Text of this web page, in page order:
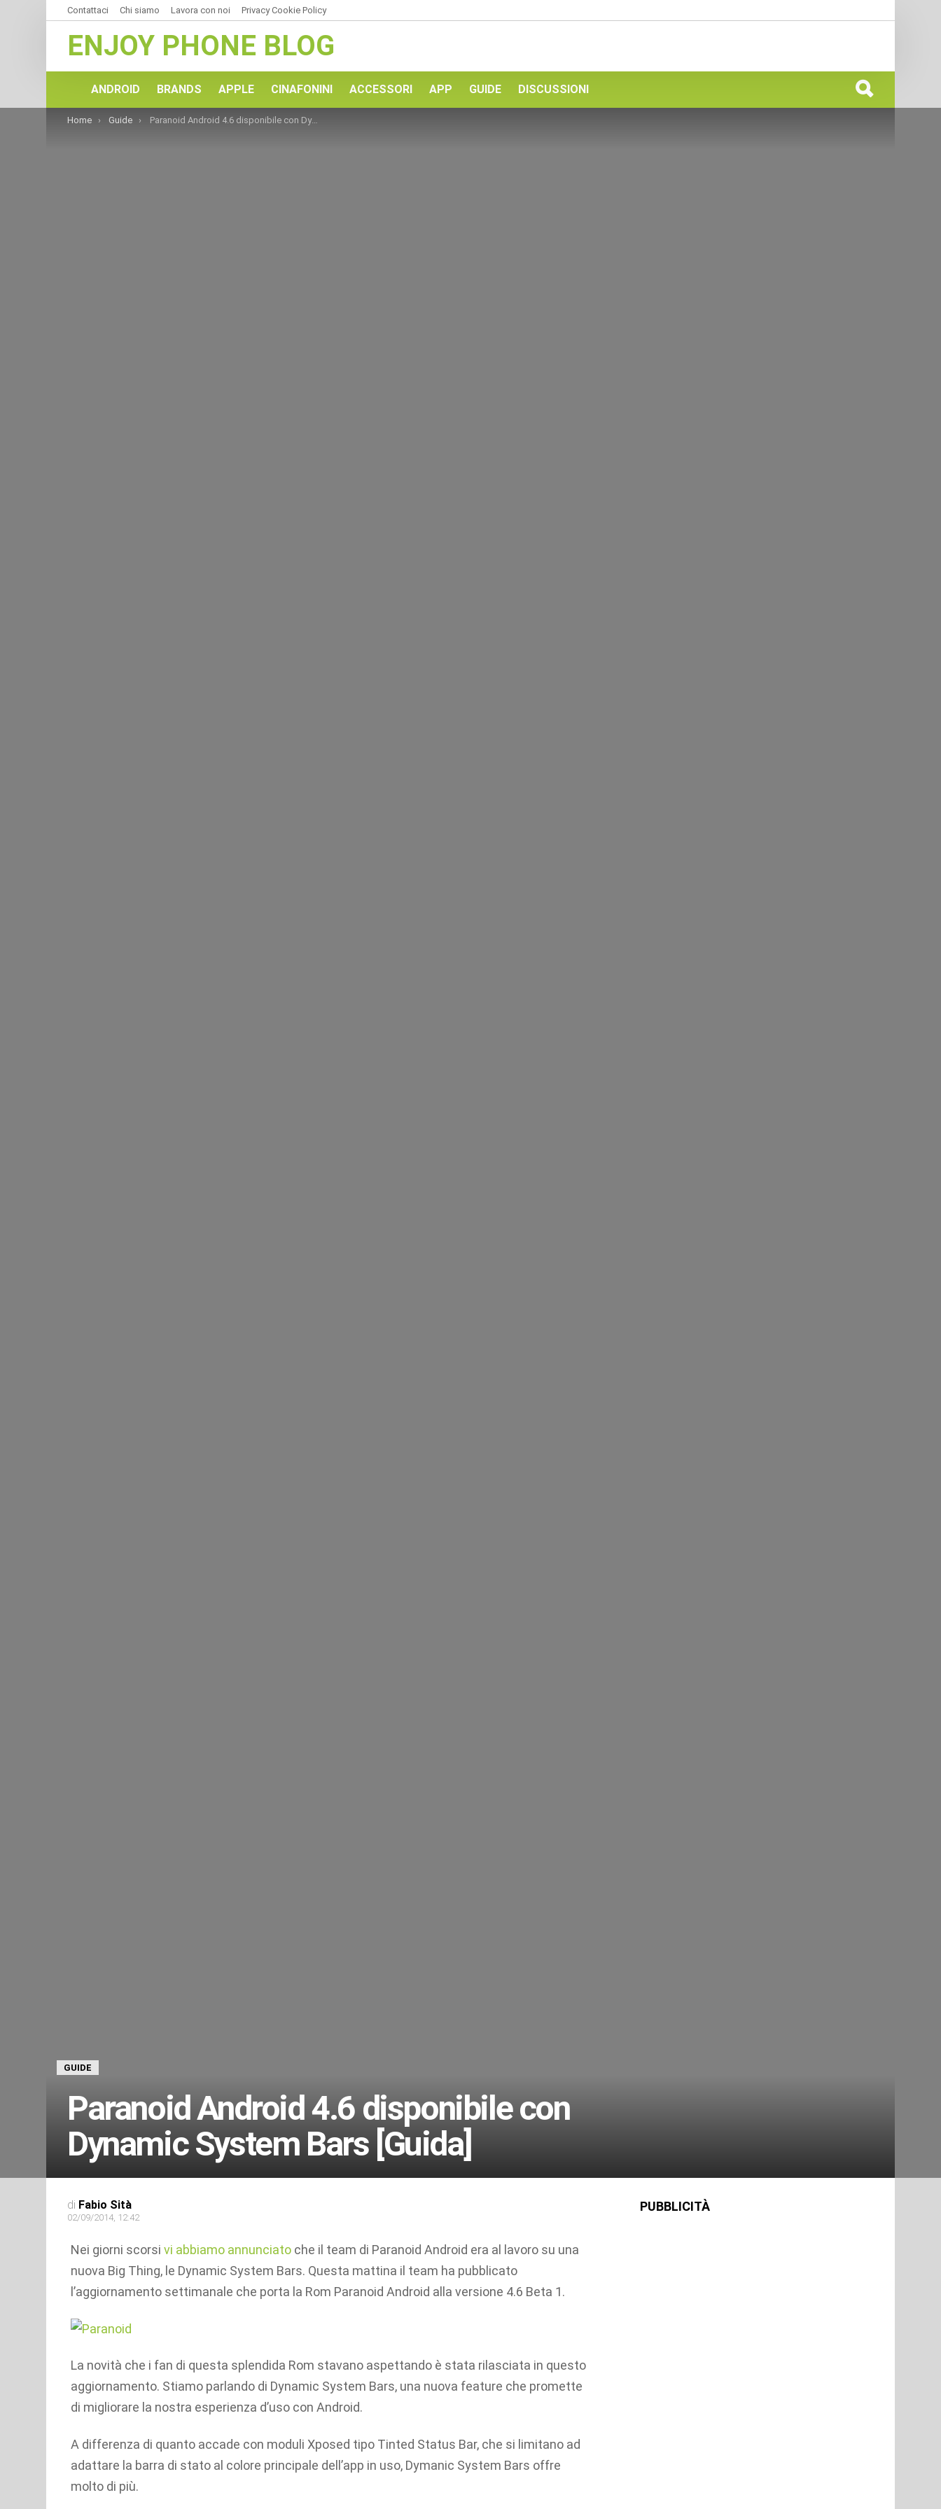
Contattaci Chi siamo Lavora con noi Privacy Cookie Policy
ENJOY PHONE BLOG
ANDROID BRANDS APPLE CINAFONINI ACCESSORI APP GUIDE DISCUSSIONI
You are here:
Home Guide Paranoid Android 4.6 disponibile con Dynamic System Bars [Guida]
GUIDE
Paranoid Android 4.6 disponibile con
Dynamic System Bars [Guida]
di Fabio Sità
02/09/2014, 12:42
Nei giorni scorsi vi abbiamo annunciato che il team di Paranoid Android era al lavoro su una
nuova Big Thing, le Dynamic System Bars. Questa mattina il team ha pubblicato
l’aggiornamento settimanale che porta la Rom Paranoid Android alla versione 4.6 Beta 1.
La novità che i fan di questa splendida Rom stavano aspettando è stata rilasciata in questo
aggiornamento. Stiamo parlando di Dynamic System Bars, una nuova feature che promette
di migliorare la nostra esperienza d’uso con Android.
A differenza di quanto accade con moduli Xposed tipo Tinted Status Bar, che si limitano ad
adattare la barra di stato al colore principale dell’app in uso, Dymanic System Bars offre
molto di più.
PUBBLICITÀ